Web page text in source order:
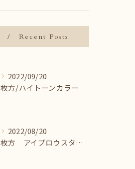
Recent Posts
2022/09/20
枚方/ハイトーンカラー
2022/08/20
枚方 アイブロウスタイリング＾＾